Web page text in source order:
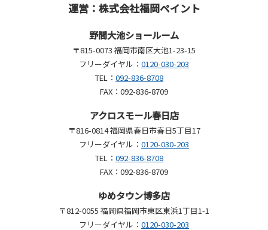
運営：株式会社福岡ペイント
野間大池ショールーム
〒815-0073 福岡市南区大池1-23-15
フリーダイヤル： 0120-030-203
TEL： 092-836-8708
FAX：092-836-8709
アクロスモール春日店
〒816-0814 福岡県春日市春日5丁目17
フリーダイヤル： 0120-030-203
TEL： 092-836-8708
FAX：092-836-8709
ゆめタウン博多店
〒812-0055 福岡県福岡市東区東浜1丁目1-1
フリーダイヤル： 0120-030-203